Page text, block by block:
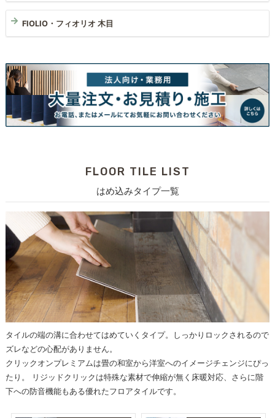
FIOLIO・フィオリオ 木目
FLOOR TILE LIST
はめ込みタイプ一覧
タイルの端の溝に合わせてはめていくタイプ。しっかりロックされるので
ズレなどの心配がありません。
クリックオンプレミアムは畳の和室から洋室へのイメージチェンジにぴっ
たり。 リジッドクリックは特殊な素材で伸縮が無く床暖対応、さらに階
下への防音機能もある優れたフロアタイルです。